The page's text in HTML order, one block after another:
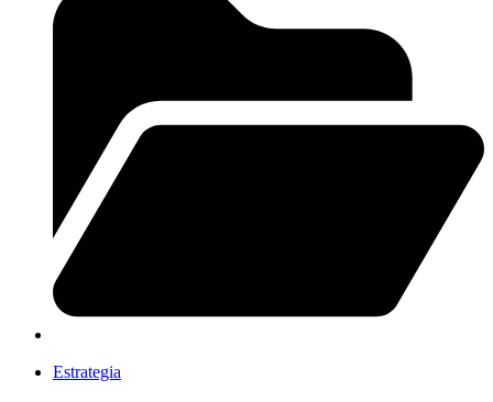
Estrategia